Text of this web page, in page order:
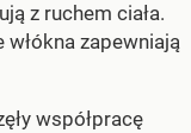
z ruchem ciała.
zapewniają
współpracę